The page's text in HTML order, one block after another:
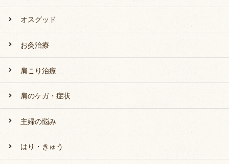
オスグッド
お灸治療
肩こり治療
肩のケガ・症状
主婦の悩み
はり・きゅう